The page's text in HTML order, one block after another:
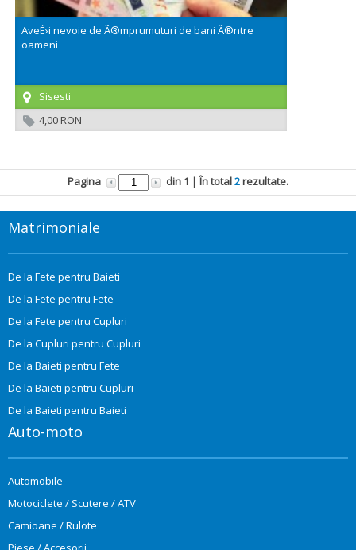
AveÈ›i nevoie de Ã®mprumuturi de bani Ã®ntre
oameni
Sisesti
4,00 RON
Pagina din 1 | În total2rezultate.
Matrimoniale
De la Fete pentru Baieti
De la Fete pentru Fete
De la Fete pentru Cupluri
De la Cupluri pentru Cupluri
De la Baieti pentru Fete
De la Baieti pentru Cupluri
De la Baieti pentru Baieti
Auto-moto
Automobile
Motociclete / Scutere / ATV
Camioane / Rulote